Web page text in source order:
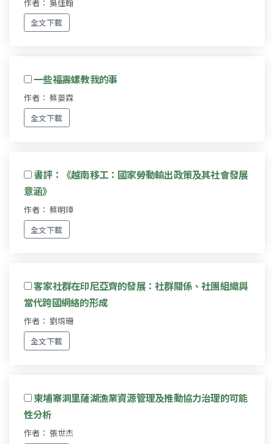
作者： 吳佳翰
全文下載
一些福壽螺教我的事
作者： 蔡晏霖
全文下載
書評：《越南移工：國家勞動輸出政策及其社會發展
意涵》
作者： 蔡明璋
全文下載
客家社群在印尼亞齊的發展：社群關係、社團組織與
當代跨國網絡的形成
作者： 劉堉珊
全文下載
柬埔寨洞里薩湖漁業資源管理及推動協力治理的可能
性分析
作者： 張世杰